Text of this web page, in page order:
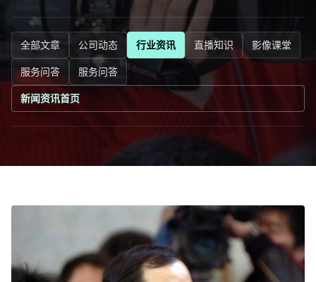
全部文章 公司动态 行业资讯 直播知识
影像课堂
服务问答
服务问答
新闻资讯首页